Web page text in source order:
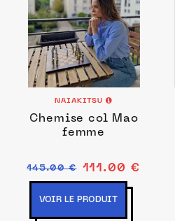
NAIAKITSU
Chemise col Mao
femme
145.00 € 111.00 €
VOIR LE PRODUIT